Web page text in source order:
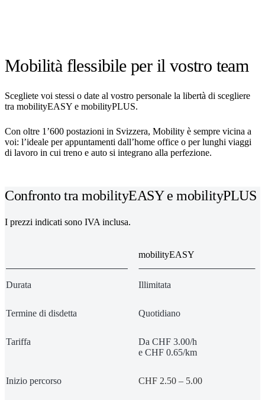
Mobilità flessibile per il vostro team
Scegliete voi stessi o date al vostro personale la libertà di scegliere
tra mobilityEASY e mobilityPLUS.
Con oltre 1’600 postazioni in Svizzera, Mobility è sempre vicina a
voi: l’ideale per appuntamenti dall’home office o per lunghi viaggi
di lavoro in cui treno e auto si integrano alla perfezione.
Confronto tra mobilityEASY e mobilityPLUS
I prezzi indicati sono IVA inclusa.
mobilityEASY
Durata Illimitata
Termine di disdetta Quotidiano
Tariffa
Da CHF 3.00/h
e CHF 0.65/km
Inizio percorso CHF 2.50 – 5.00